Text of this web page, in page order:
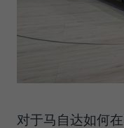
对于马自达如何